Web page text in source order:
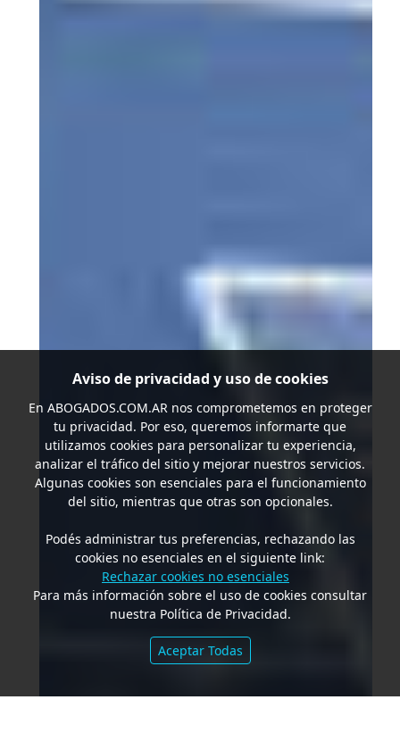
Aviso de privacidad y uso de cookies
En ABOGADOS.COM.ARnos comprometemos en proteger
tu privacidad. Por eso, queremos informarte que
utilizamos cookies para personalizar tu experiencia,
analizar el tráfico del sitio y mejorar nuestros servicios.
Algunas cookies son esenciales para el funcionamiento
del sitio, mientras que otras son opcionales.
Podés administrar tus preferencias, rechazando las
cookies no esenciales en el siguiente link:
Rechazar cookies no esenciales
Para más información sobre el uso de cookies consultar
nuestra Política de Privacidad.
Aceptar Todas